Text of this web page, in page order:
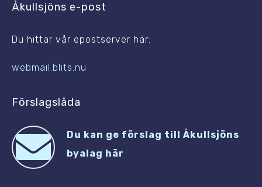
Åkullsjöns e-post
Du hittar vår epostserver här:
webmail.blits.nu
Förslagslåda
Du kan ge förslag till Åkullsjöns
byalag här